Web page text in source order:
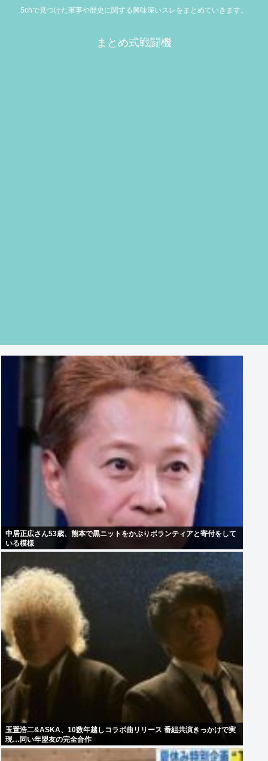
5chで見つけた軍事や歴史に関する興味深いスレをまとめていきます。
まとめ式戦闘機
中居正広さん53歳、熊本で黒ニットをかぶりボランティアと寄付をして
いる模様
玉置浩二&ASKA、10数年越しコラボ曲リリース 番組共演きっかけで実
現…同い年盟友の完全合作